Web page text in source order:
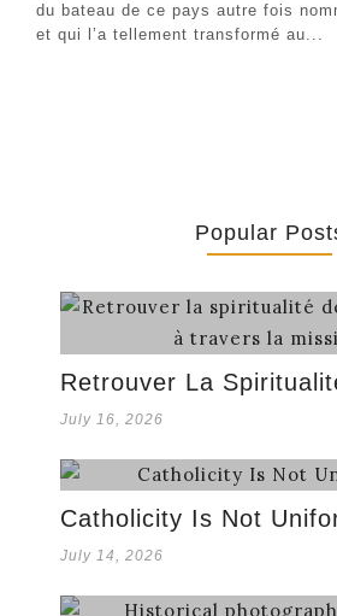
du bateau de ce pays autre fois
et qui l’a tellement transformé au...
Popular
Retrouver La
July 16, 2026
Catholicity Is Not
July 14, 2026